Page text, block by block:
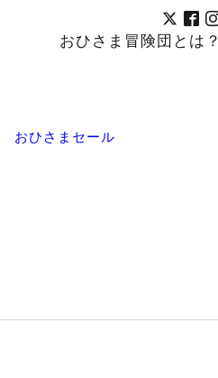
おひさま冒険団とは？
おひさまセール